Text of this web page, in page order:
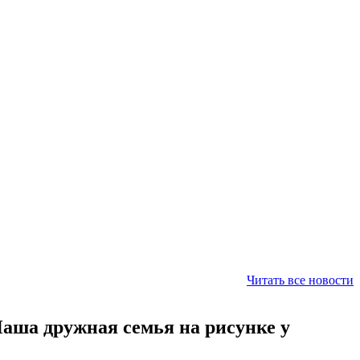
Читать все новости
дружная семья на рисунке у